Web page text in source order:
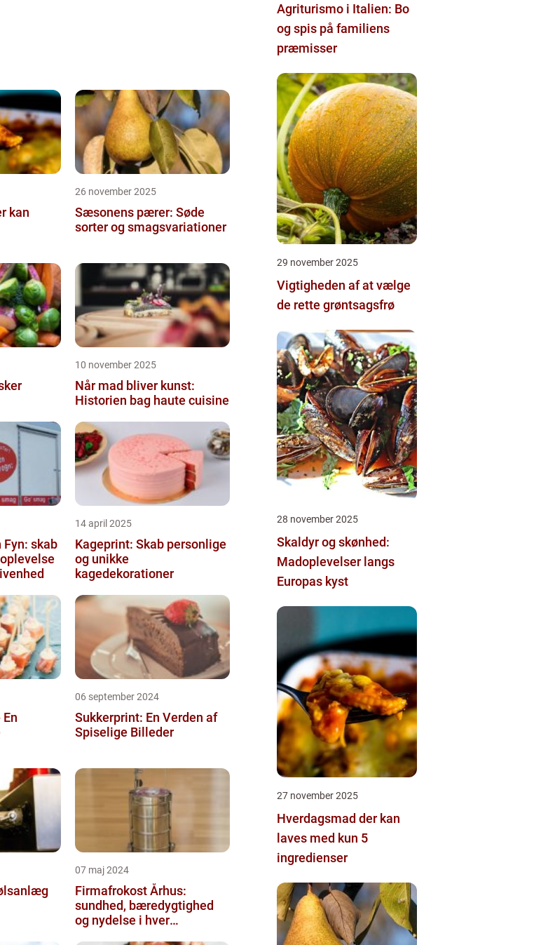
kan
26 november 2025
Sæsonens pærer: Søde
sorter og smagsvariationer
10 november 2025
Når mad bliver kunst:
Historien bag haute cuisine
Fyn: skab
14 april 2025
Kageprint: Skab personlige
og unikke
kagedekorationer
06 september 2024
Sukkerprint: En Verden af
Spiselige Billeder
07 maj 2024
Firmafrokost Århus:
sundhed, bæredygtighed
og nydelse i hver
Agriturismo i Italien: Bo
og spis på familiens
præmisser
29 november 2025
Vigtigheden af at vælge
de rette grøntsagsfrø
28 november 2025
Skaldyr og skønhed:
Madoplevelser langs
Europas kyst
27 november 2025
Hverdagsmad der kan
laves med kun 5
ingredienser